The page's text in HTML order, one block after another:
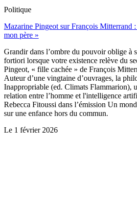
Politique
Mazarine Pingeot sur François Mitterrand
mon père »
Grandir dans l’ombre du pouvoir oblige à
fortiori lorsque votre existence relève du
Pingeot, « fille cachée » de François
Auteur d’une vingtaine d’ouvrages, la
Inappropriable (ed. Climats Flammarion),
relation entre l’homme et l'intelligence
Rebecca Fitoussi dans l’émission Un
sur une enfance hors du commun.
Le 1 février 2026